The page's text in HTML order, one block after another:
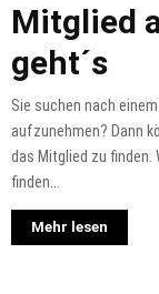
Mitglied
geht´s
Sie suchen nach
aufzunehmen? Dann
das Mitglied zu finden.
finden...
Mehr lesen